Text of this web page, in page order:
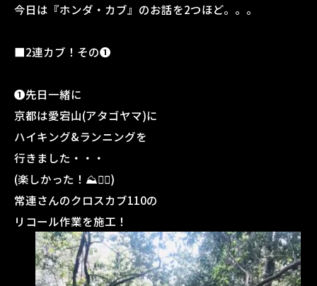
今日は『ホンダ・カブ』のお話を2つほど。。。
■2連カブ！その❶
❶先日一緒に
京都は愛宕山(アタゴヤマ)に
ハイキング&ランニングを
行きました・・・
(楽しかった！⛰🏃‍♂️)
常連さんのクロスカブ110の
リコール作業を施工！